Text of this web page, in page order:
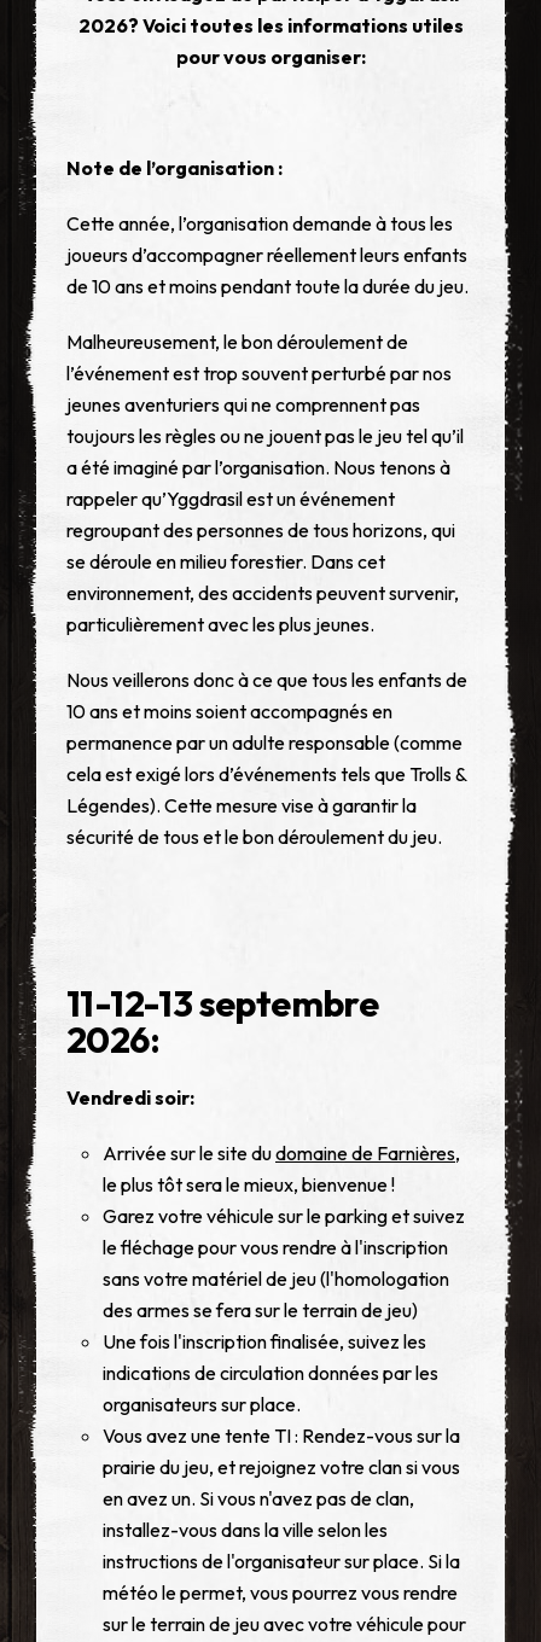
2026? Voici toutes les informations utiles
pour vous organiser:
Note de l’organisation :
Cette année, l’organisation demande à tous les
joueurs d’accompagner réellement leurs enfants
de 10 ans et moins pendant toute la durée du jeu.
Malheureusement, le bon déroulement de
l’événement est trop souvent perturbé par nos
jeunes aventuriers qui ne comprennent pas
toujours les règles ou ne jouent pas le jeu tel qu’il
a été imaginé par l’organisation. Nous tenons à
rappeler qu’Yggdrasil est un événement
regroupant des personnes de tous horizons, qui
se déroule en milieu forestier. Dans cet
environnement, des accidents peuvent survenir,
particulièrement avec les plus jeunes.
Nous veillerons donc à ce que tous les enfants de
10 ans et moins soient accompagnés en
permanence par un adulte responsable (comme
cela est exigé lors d’événements tels que Trolls &
Légendes). Cette mesure vise à garantir la
sécurité de tous et le bon déroulement du jeu.
11-12-13 septembre
2026:
Vendredi soir:
Arrivée sur le site dudomaine de Farnières,
le plus tôt sera le mieux, bienvenue !
Garez votre véhicule sur le parking et suivez
le fléchage pour vous rendre à l'inscription
sans votre matériel de jeu (l'homologation
des armes se fera sur le terrain de jeu)
Une fois l'inscription finalisée, suivez les
indications de circulation données par les
organisateurs sur place.
Vous avez une tente TI : Rendez-vous sur la
prairie du jeu, et rejoignez votre clan si vous
en avez un. Si vous n'avez pas de clan,
installez-vous dans la ville selon les
instructions de l'organisateur sur place. Si la
météo le permet, vous pourrez vous rendre
sur le terrain de jeu avec votre véhicule pour